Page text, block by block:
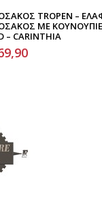
TROPEN –
ΜΕ
– CARINTHIA